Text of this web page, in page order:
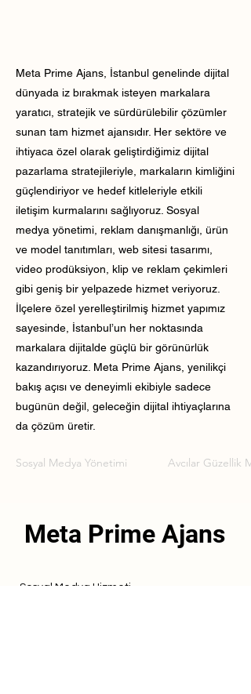
Meta Prime Ajans, İstanbul genelinde dijital
dünyada iz bırakmak isteyen markalara
yaratıcı, stratejik ve sürdürülebilir çözümler
sunan tam hizmet ajansıdır. Her sektöre ve
ihtiyaca özel olarak geliştirdiğimiz dijital
pazarlama stratejileriyle, markaların kimliğini
güçlendiriyor ve hedef kitleleriyle etkili
iletişim kurmalarını sağlıyoruz. Sosyal
medya yönetimi, reklam danışmanlığı, ürün
ve model tanıtımları, web sitesi tasarımı,
video prodüksiyon, klip ve reklam çekimleri
gibi geniş bir yelpazede hizmet veriyoruz.
İlçelere özel yerelleştirilmiş hizmet yapımız
sayesinde, İstanbul’un her noktasında
markalara dijitalde güçlü bir görünürlük
kazandırıyoruz. Meta Prime Ajans, yenilikçi
bakış açısı ve deneyimli ekibiyle sadece
bugünün değil, geleceğin dijital ihtiyaçlarına
da çözüm üretir.
Sosyal Medya Yönetimi Avcılar Güzellik
Meta Prime Ajans
Sosyal Medya Hizmeti